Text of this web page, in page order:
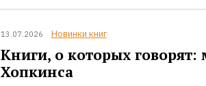
13.07.2026 Новинки книг
Книги, о которых
Хопкинса